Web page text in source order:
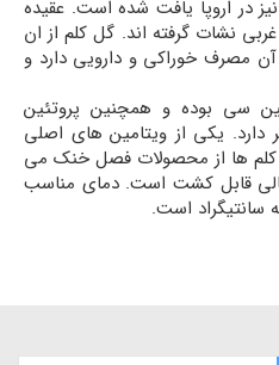
در اروپا یافت شده است. عقیده
نشات گرفته اند. گل کلم از ان
مصرف خوراکی و دارویی دارد و
سی بوده و همچنین پروتئین
یکی از ویتامین های اصلی
کلم ها از محصولات فصل خنک می
قابل کشت است. دمای مناسب